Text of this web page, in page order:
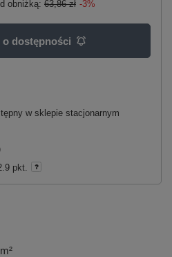
obniżką: 63,86 zł -3%
o dostępności
w sklepie stacjonarnym
pkt.